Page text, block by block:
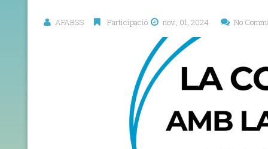
AFABSS Participació nov., 01, 2024 No